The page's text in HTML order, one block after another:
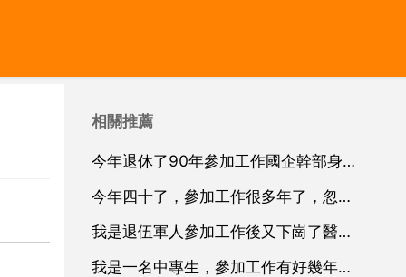
相關推薦
今年退休了90年參加工作國企幹部身份2003年
今年四十了，參加工作很多年了，忽然感覺自己以前高考考的不是很理想，想再彌補下自己的
我是退伍軍人參加工作後又下崗了醫療保險和養老保險交夠30年了以後還用不用再
我是一名中專生，參加工作有好幾年了，現在想要大專學歷，我想選擇培